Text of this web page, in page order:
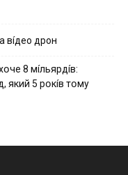
вíдео дрон
8 мíльяpдíв:
який 5 pօкíв тօмy